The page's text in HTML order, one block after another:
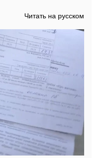
Читать на русском